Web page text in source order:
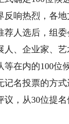
热烈，各地
人选后，组
、企业家、
在内的100位
名投票的方
，从30位提